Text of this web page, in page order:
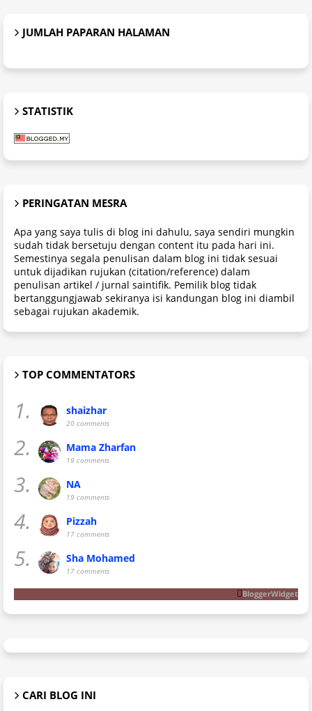
JUMLAH PAPARAN HALAMAN
STATISTIK
PERINGATAN MESRA
Apa yang saya tulis di blog ini dahulu, saya sendiri mungkin
sudah tidak bersetuju dengan content itu pada hari ini.
Semestinya segala penulisan dalam blog ini tidak sesuai
untuk dijadikan rujukan (citation/reference) dalam
penulisan artikel / jurnal saintifik. Pemilik blog tidak
bertanggungjawab sekiranya isi kandungan blog ini diambil
sebagai rujukan akademik.
TOP COMMENTATORS
1. shaizhar
20 comments
2. Mama Zharfan
19 comments
3. NA
19 comments
4. Pizzah
17 comments
5. Sha Mohamed
17 comments
BloggerWidget
CARI BLOG INI